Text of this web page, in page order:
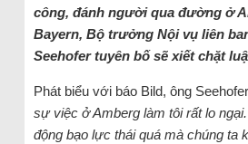
công, đánh người qua đường ở
Bayern, Bộ trưởng Nội vụ liên
Seehofer tuyên bố sẽ xiết chặt
Phát biểu với báo Bild, ông
sự việc ở Amberg làm tôi rất lo
động bạo lực thái quá mà chúng ta